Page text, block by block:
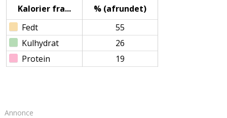
Kalorier fra...
% (afrundet)
Fedt
55
Kulhydrat
26
Protein
19
Annonce